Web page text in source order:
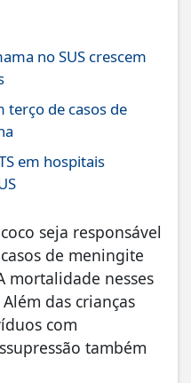
no SUS crescem
terço de casos de
em hospitais
seja responsável
de meningite
mortalidade nesses
das crianças
com
também